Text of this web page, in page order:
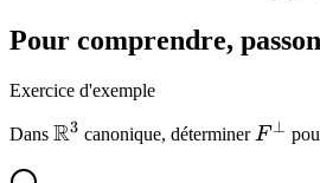
= n - p
Pour comprendre,
Exercice d'exemple
Dans \mathbb{R}^3
R3 canonique, déterminer F ⊥